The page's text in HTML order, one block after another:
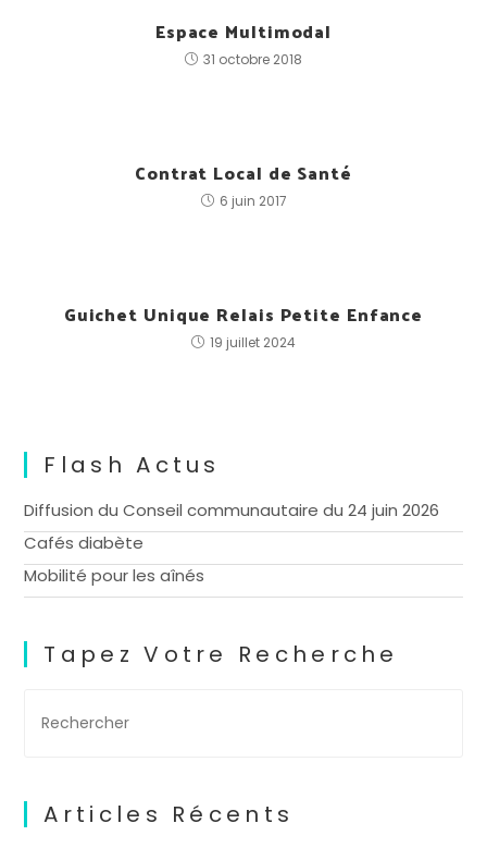
Espace Multimodal
31 octobre 2018
Contrat Local de Santé
6 juin 2017
Guichet Unique Relais Petite Enfance
19 juillet 2024
Flash Actus
Diffusion du Conseil communautaire du 24 juin 2026
Cafés diabète
Mobilité pour les aînés
Tapez Votre Recherche
Articles Récents